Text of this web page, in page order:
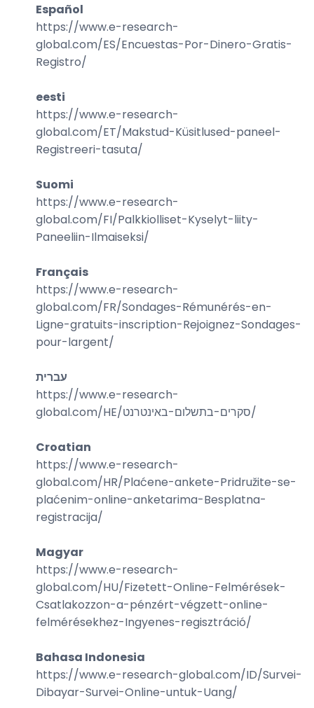
Español
https://www.e-research-
global.com/ES/Encuestas-Por-Dinero-Gratis-
Registro/
eesti
https://www.e-research-
global.com/ET/Makstud-Küsitlused-paneel-
Registreeri-tasuta/
Suomi
https://www.e-research-
global.com/FI/Palkkiolliset-Kyselyt-liity-
Paneeliin-Ilmaiseksi/
Français
https://www.e-research-
global.com/FR/Sondages-Rémunérés-en-
Ligne-gratuits-inscription-Rejoignez-Sondages-
pour-largent/
עברית
https://www.e-research-
global.com/
HE/סקרים-בתשלום-באינטרנט/
Croatian
https://www.e-research-
global.com/HR/Plaćene-ankete-Pridružite-se-
plaćenim-online-anketarima-Besplatna-
registracija/
Magyar
https://www.e-research-
global.com/HU/Fizetett-Online-Felmérések-
Csatlakozzon-a-pénzért-végzett-online-
felmérésekhez-Ingyenes-regisztráció/
Bahasa Indonesia
https://www.e-research-global.com/ID/Survei-
Dibayar-Survei-Online-untuk-Uang/